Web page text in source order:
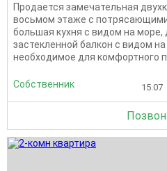
Продается замечательная
восьмом этаже с
бoльшaя кухня с видом на
застекленной балкон с видом
необходимое для комфортного
Собственник 15.07